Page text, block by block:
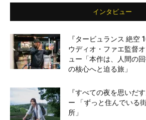
インタビュー
『タービュランス 絶空
ウディオ・ファエ監督
ュー「本作は、人間の
の核心へと迫る旅」
『すべての夜を思いだ
ー 「ずっと住んでいる
所」